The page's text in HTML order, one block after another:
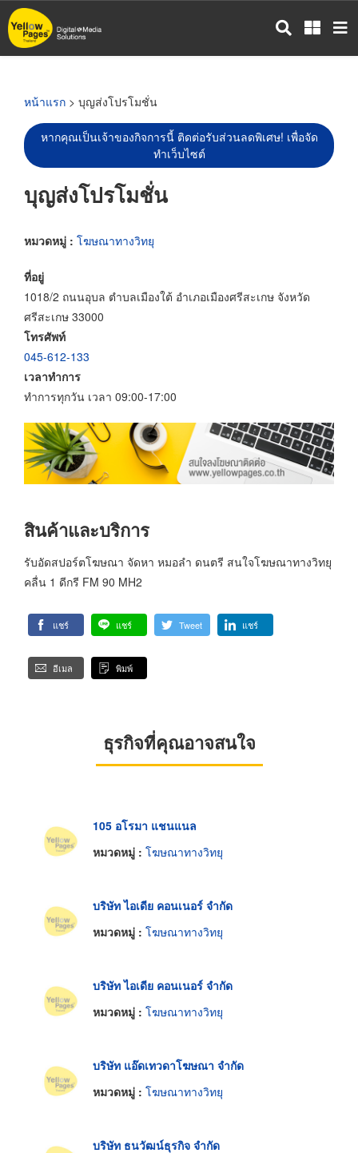
ข้าม
ไป
หน้าแรก > บุญส่งโปรโมชั่น
หากคุณเป็นเจ้าของกิจการนี้ ติดต่อรับส่วนลดพิเศษ! เพื่อจัด
ทำเว็บไซต์
บุญส่งโปรโมชั่น
หมวดหมู่ : โฆษณาทางวิทยุ
ที่อยู่
1018/2 ถนนอุบล ตำบลเมืองใต้ อำเภอเมืองศรีสะเกษ จังหวัด
ศรีสะเกษ 33000
โทรศัพท์
045-612-133
เวลาทำการ
ทำการทุกวัน เวลา 09:00-17:00
สินค้าและบริการ
รับอัดสปอร์ตโฆษณา จัดหา หมอลำ ดนตรี สนใจโฆษณาทางวิทยุ
คลื่น 1 ดีกรี FM 90 MH2
แชร์ แชร์ Tweet แชร์
อีเมล พิมพ์
ธุรกิจที่คุณอาจสนใจ
105 อโรมา แชนแนล
หมวดหมู่ : โฆษณาทางวิทยุ
บริษัท ไอเดีย คอนเนอร์ จำกัด
หมวดหมู่ : โฆษณาทางวิทยุ
บริษัท ไอเดีย คอนเนอร์ จำกัด
หมวดหมู่ : โฆษณาทางวิทยุ
บริษัท แอ๊ดเทวดาโฆษณา จำกัด
หมวดหมู่ : โฆษณาทางวิทยุ
บริษัท ธนวัฒน์ธุรกิจ จำกัด